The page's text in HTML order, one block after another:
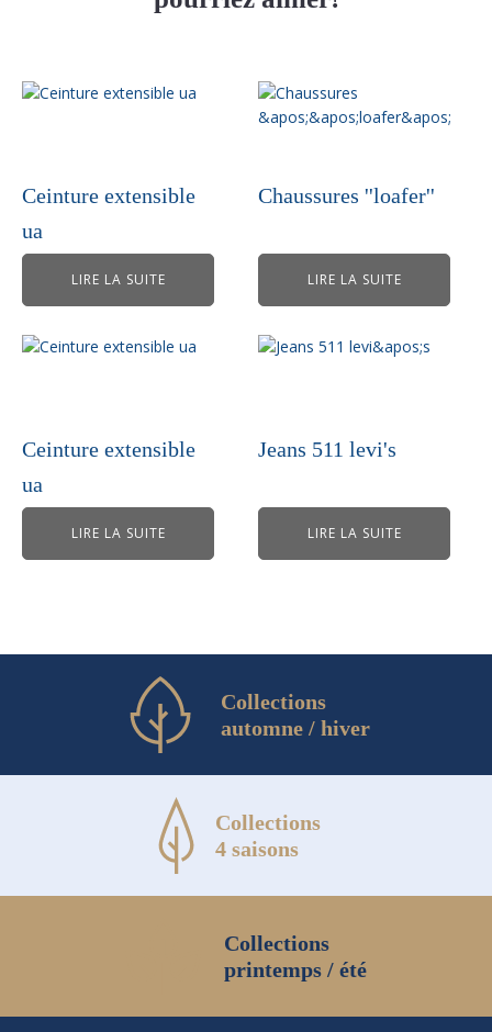
Ceinture extensible
ua
LIRE LA SUITE
Chaussures ''loafer''
LIRE LA SUITE
Ceinture extensible
ua
LIRE LA SUITE
Jeans 511 levi's
LIRE LA SUITE
Collections
automne / hiver
Collections
4 saisons
Collections
printemps / été